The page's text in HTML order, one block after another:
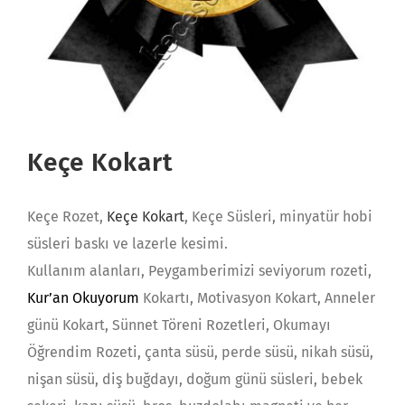
Keçe Kokart
Keçe Rozet, Keçe Kokart, Keçe Süsleri, minyatür hobi
süsleri baskı ve lazerle kesimi.
Kullanım alanları, Peygamberimizi seviyorum rozeti,
Kur’an Okuyorum Kokartı, Motivasyon Kokart, Anneler
günü Kokart, Sünnet Töreni Rozetleri, Okumayı
Öğrendim Rozeti, çanta süsü, perde süsü, nikah süsü,
nişan süsü, diş buğdayı, doğum günü süsleri, bebek